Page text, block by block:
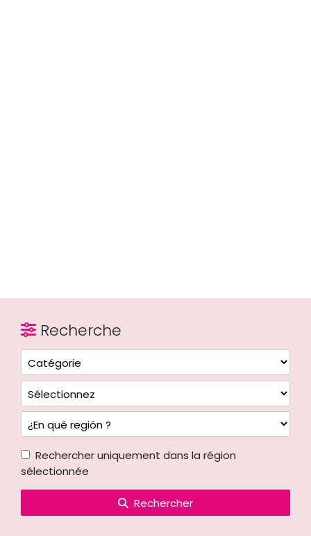
Recherche
Rechercher uniquement dans la région
sélectionnée
Rechercher